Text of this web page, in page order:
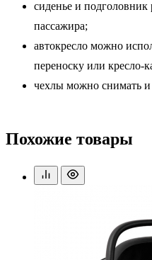
сиденье и
пассажира;
автокресло можно
переноску или кресло-
чехлы можно снимать и
Похожие товары